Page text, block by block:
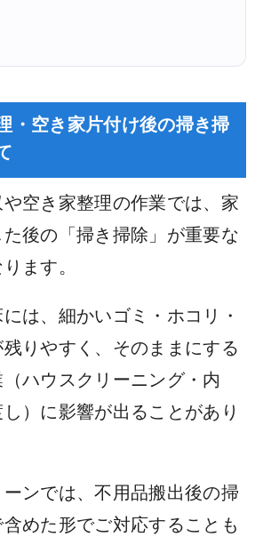
・空き家片付け後の掃き掃
空き家整理の作業では、家
後の「掃き掃除」が重要な
ます。
は、細かいゴミ・ホコリ・
りやすく、そのままにする
ハウスクリーニング・内
）に影響が出ることがあり
ンでは、不用品搬出後の掃
めた形でご対応することも